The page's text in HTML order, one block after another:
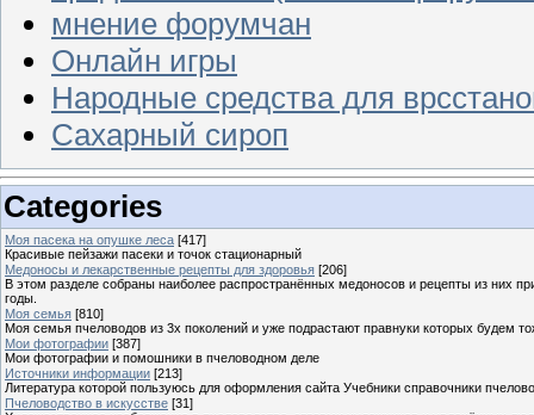
мнение форумчан
Онлайн игры
Народные средства для
Сахарный сироп
Categories
Моя пасека на опушке леса [417]
Красивые пейзажи пасеки и точок стационарный
Медоносы и лекарственные рецепты для здоровья [206]
В этом разделе собраны наиболее распространённых медоносов и рецепты из них
годы.
Моя семья [810]
Моя семья пчеловодов из 3х поколений и уже подрастают правнуки которых будем
Мои фотографии [387]
Мои фотографии и помошники в пчеловодном деле
Источники информации [213]
Литература которой пользуюсь для оформления сайта Учебники справочники
Пчеловодство в искусстве [31]